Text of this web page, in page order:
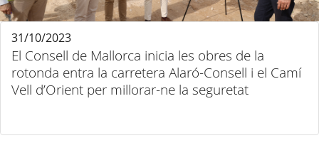
El Consell de Mallorca inicia les obres de la
rotonda entra la carretera Alaró-Consell i el Camí
Vell d’Orient per millorar-ne la seguretat
31/10/2023